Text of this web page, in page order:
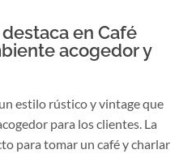
en Café
acogedor y
estilo rústico y vintage que
para los clientes. La
para tomar un café y charlar